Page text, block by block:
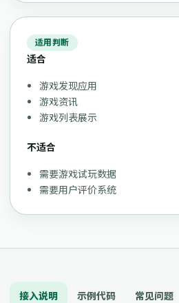
适用判断
适合
游戏发现应用
游戏资讯
游戏列表展示
不适合
需要游戏试玩数据
需要用户评价系统
接入说明 示例代码 常见问题